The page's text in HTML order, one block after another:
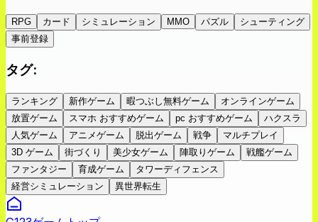
RPG カード シミュレーション MMO パズル
シューティング
事前登録
タグ:
ランキング 新作ゲーム 暇つぶし無料ゲーム
オンラインゲーム
放置ゲーム
スマホ おすすめゲーム pc おすすめゲーム
ハクスラ
人気ゲーム
アニメゲーム 脱出ゲーム 戦争
マルチプレイ
3D ゲーム
街づくり 美少女ゲーム 陣取りゲーム
戦艦ゲーム
ファンタジー
育成ゲーム
タワーディフェンス
経営シミュレーション
異世界転生